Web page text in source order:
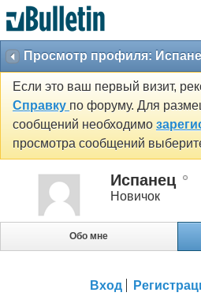
Просмотр профиля:
Если это ваш первый визит,
Справку по форуму. Для
сообщений необходимо
просмотра сообщений
Испанец
Новичок
Обо мне
Вход